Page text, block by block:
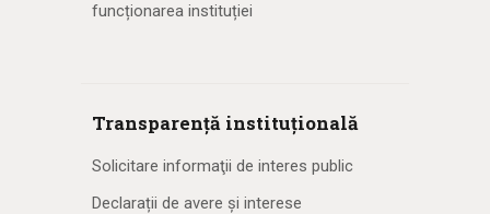
funcționarea instituției
Transparență instituțională
Solicitare informaţii de interes public
Declarații de avere și interese